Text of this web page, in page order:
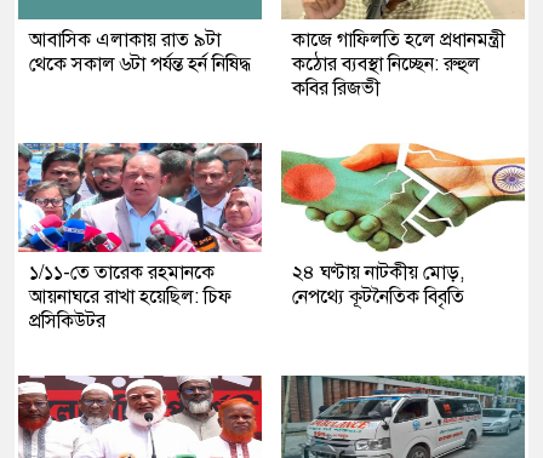
আবাসিক এলাকায় রাত ৯টা
থেকে সকাল ৬টা পর্যন্ত হর্ন নিষিদ্ধ
কাজে গাফিলতি হলে প্রধানমন্ত্রী
কঠোর ব্যবস্থা নিচ্ছেন: রুহুল
কবির রিজভী
১/১১-তে তারেক রহমানকে
আয়নাঘরে রাখা হয়েছিল: চিফ
প্রসিকিউটর
২৪ ঘণ্টায় নাটকীয় মোড়,
নেপথ্যে কূটনৈতিক বিবৃতি